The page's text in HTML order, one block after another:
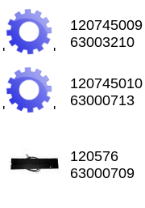
' '
120745009
63003210
' '
120745010
63000713
120576
63000709